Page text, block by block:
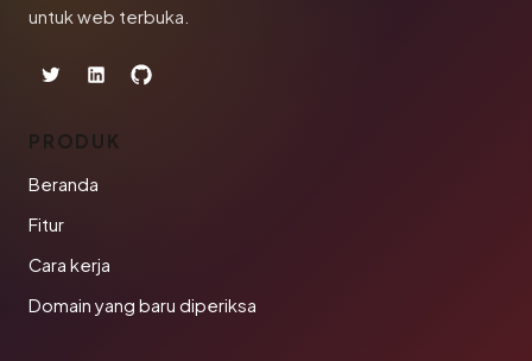
untuk web terbuka.
PRODUK
Beranda
Fitur
Cara kerja
Domain yang baru diperiksa